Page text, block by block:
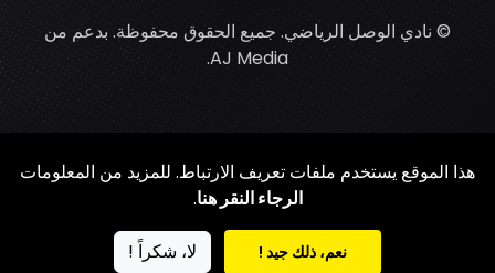
© نادي الوصل الرياضي. جميع الحقوق محفوظة. بدعم من
AJ Media
.
هذا الموقع يستخدم ملفات تعريف الارتباط. للمزيد من المعلومات
الرجاء النقر هنا.
نعم، ذلك جيد ! لا، شكراً !